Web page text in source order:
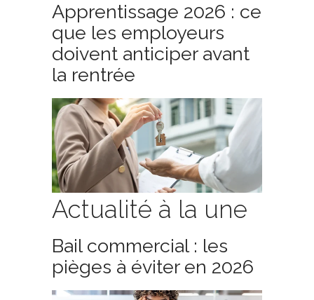
Apprentissage 2026 : ce
que les employeurs
doivent anticiper avant
la rentrée
Actualité à la une
Bail commercial : les
pièges à éviter en 2026